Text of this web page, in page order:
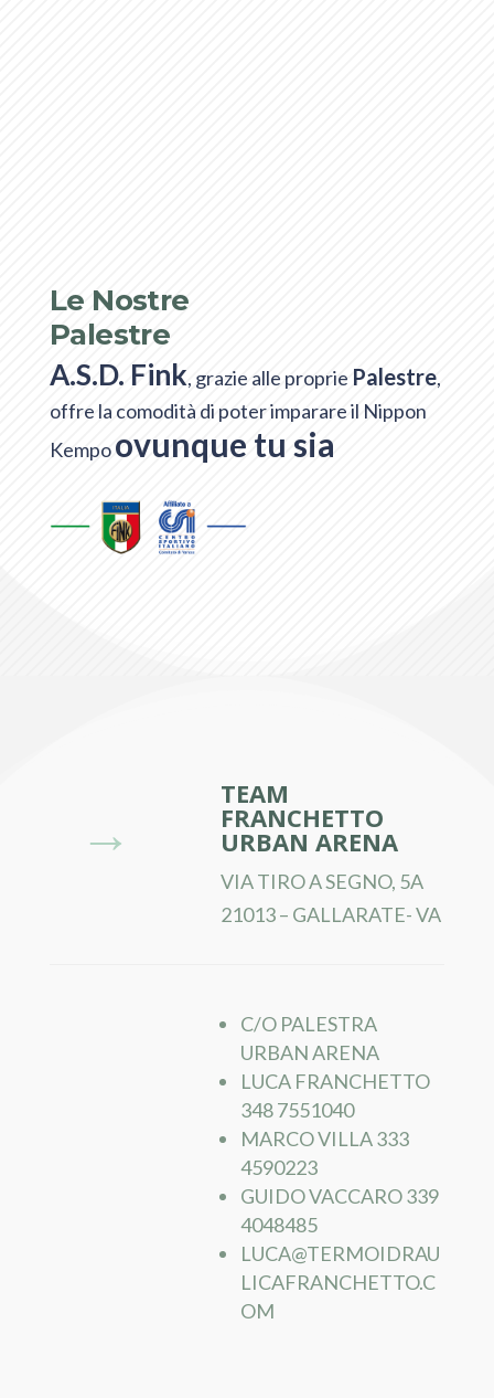
Le Nostre
Palestre
A.S.D. Fink, grazie alle proprie Palestre,
offre la comodità di poter imparare il Nippon
Kempoovunque tu sia
→
TEAM
FRANCHETTO
URBAN ARENA
VIA TIRO A SEGNO, 5A
21013 – GALLARATE- VA
C/O PALESTRA
URBAN ARENA
LUCA FRANCHETTO
348 7551040
MARCO VILLA 333
4590223
GUIDO VACCARO 339
4048485
LUCA@TERMOIDRAU
LICAFRANCHETTO.C
OM